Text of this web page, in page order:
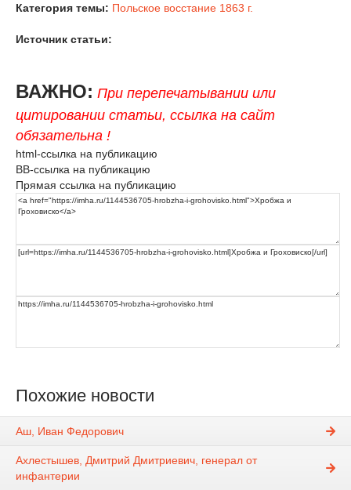
Категория темы: Польское восстание 1863 г.
Источник статьи:
ВАЖНО: При перепечатывании или
цитировании статьи, ссылка на сайт
обязательна !
html-ссылка на публикацию
BB-ссылка на публикацию
Прямая ссылка на публикацию
Похожие новости
Аш, Иван Федорович
Ахлестышев, Дмитрий Дмитриевич, генерал от
инфантерии